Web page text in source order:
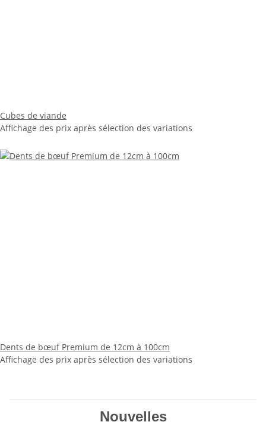
Cubes de viande
Affichage des prix après sélection des variations
Dents de bœuf Premium de 12cm à 100cm
Affichage des prix après sélection des variations
Nouvelles